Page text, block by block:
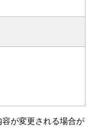
が変更される場合が